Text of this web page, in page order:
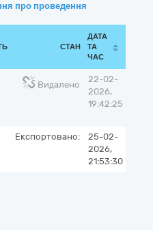
про проведення
СТАН
ДАТА
ТА
ЧАС
Видалено
22-02-
2026,
19:42:25
Експортовано:
25-02-
2026,
21:53:30